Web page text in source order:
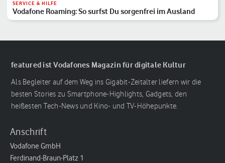
SERVICE & HILFE
Vodafone Roaming: So surfst Du sorgenfrei im Ausland
featured ist Vodafones Magazin für digitale Kultur
Als Begleiter auf dem Weg ins Gigabit-Zeitalter liefern wir die
besten Stories zu Smartphone-Highlights, Gadgets, den
heißesten Tech-News und Kino- und TV-Höhepunkte.
Anschrift
Vodafone GmbH
Ferdinand-Braun-Platz 1